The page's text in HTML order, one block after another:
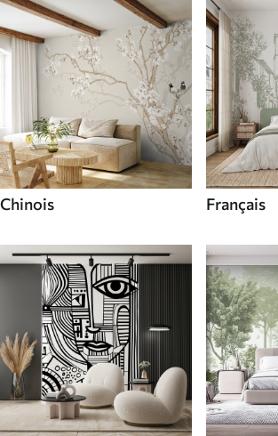
Chinois Français